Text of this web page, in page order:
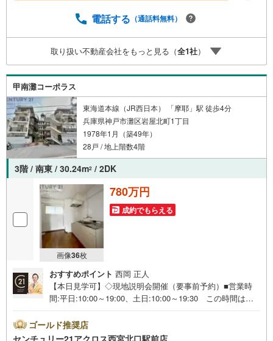
います。 8店舗すべて駅前にございますが、お車でのお越
台の新築戸建や、1000万円台の中古マンションを始め多数
物件を取り扱っています。Yahoo！不動産に掲載しきれな
い物件もご紹介できます。お気軽にお問合せください。
電話する （通話料無料）
取り扱い不動産会社をもっと見る（全1社）
甲南灘コーポラス
東海道本線（JR西日本） 「摩耶」駅 徒歩4分
兵庫県神戸市灘区岩屋北町1丁目
1978年1月（築49年）
28戸 / 地上階数4階
3階 / 南東 / 30.24m2 / 2DK
画像36枚
780万円
成約でもらえる
おすすめポイント 西岡 正人
【本日見学可】◇現地説明会開催（要事前予約）■営業時
間:平日:10:00～19:00、土日:10:00～19:30 この時間はお
神・阪急3WAYアクセス可能な便利な立地！南東向きバル
コニー付きで陽当たり良好♪○センチュリー21アクロスグル
ゴールド推奨店